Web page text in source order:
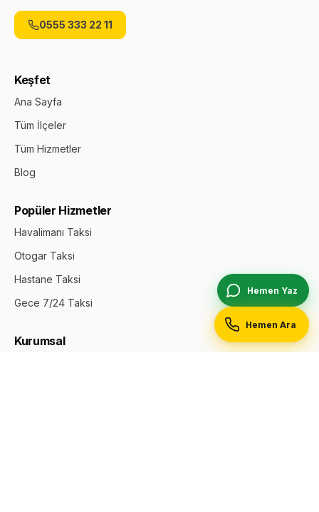
0555 333 22 11
Keşfet
Ana Sayfa
Tüm İlçeler
Tüm Hizmetler
Blog
Popüler Hizmetler
Havalimanı Taksi
Otogar Taksi
Hastane Taksi
Gece 7/24 Taksi
Kurumsal
Hemen Yaz
Hemen Ara